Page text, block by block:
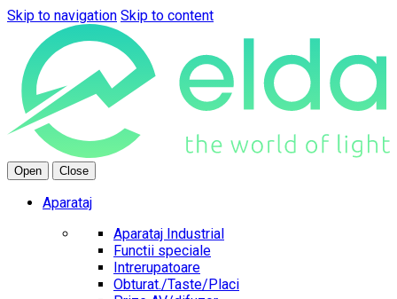
Skip to navigation Skip to content
Open Close
Aparataj
Aparataj Industrial
Functii speciale
Intrerupatoare
Obturat./Taste/Placi